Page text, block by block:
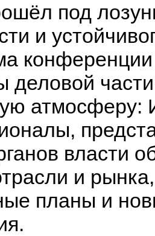
под
и
деловой
атмосферу:
власти
и
планы и